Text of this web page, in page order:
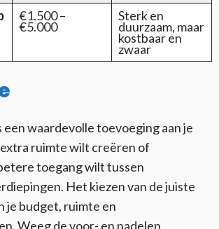
€1.500 –
€5.000
Sterk en
duurzaam, maar
kostbaar en
zwaar
een waardevolle toevoeging aan je
ruimte wilt creëren of
toegang wilt tussen
Het kiezen van de juiste
je budget, ruimte en
Weeg de voor- en nadelen